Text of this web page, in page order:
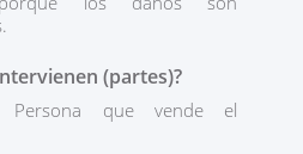
(partes)?
Persona que vende el